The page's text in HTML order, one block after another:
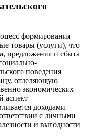
формирования
товары (услуги), что
предложения и сбыта
поведения
отделяющую
экономических
аспект
доходами
с личными
и выгодности